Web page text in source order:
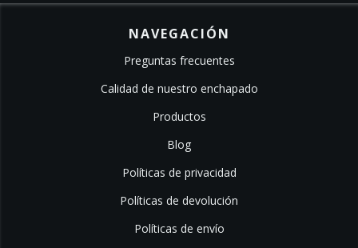
NAVEGACIÓN
Preguntas frecuentes
Calidad de nuestro enchapado
Productos
Blog
Políticas de privacidad
Políticas de devolución
Políticas de envío